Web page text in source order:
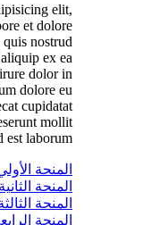
elit,
et dolore
nostrud
ex ea
dolor in
dolore eu
cupidatat
mollit
est laborum.
المنحة
المنحة
المنحة
المنحة